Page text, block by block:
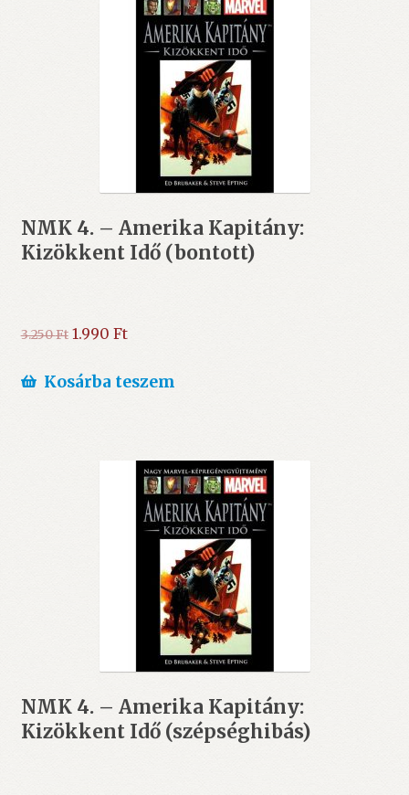
NMK 4. – Amerika Kapitány:
Kizökkent Idő (bontott)
3.250Ft Original
was:
1.990 FtCurrent
is:
Kosárba teszem
NMK 4. – Amerika Kapitány:
Kizökkent Idő (szépséghibás)